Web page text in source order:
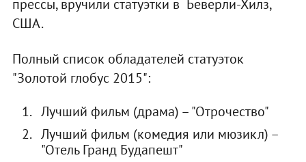
прессы, вручили статуэтки в Беверли-Хилз,
США.
Полный список обладателей статуэток
"Золотой глобус 2015":
Лучший фильм (драма) – "Отрочество"
Лучший фильм (комедия или мюзикл) –
"Отель Гранд Будапешт"